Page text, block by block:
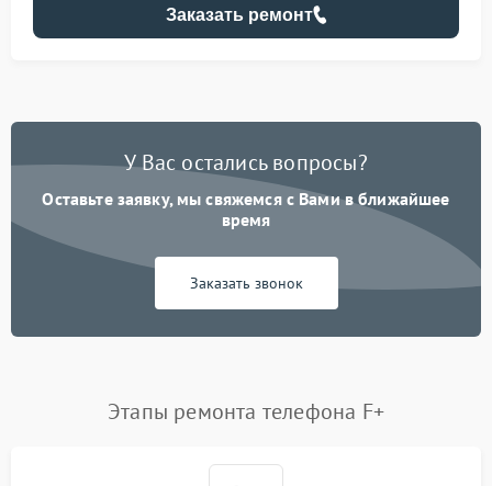
Заказать ремонт
У Вас остались вопросы?
Оставьте заявку, мы свяжемся с Вами в ближайшее
время
Заказать звонок
Этапы ремонта телефона F+